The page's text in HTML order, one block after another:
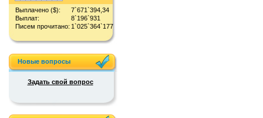
Выплачено ($):
7`671`394,34
Выплат:
8`196`931
Писем прочитано: 1`025`364`177
Новые вопросы
Задать свой вопрос